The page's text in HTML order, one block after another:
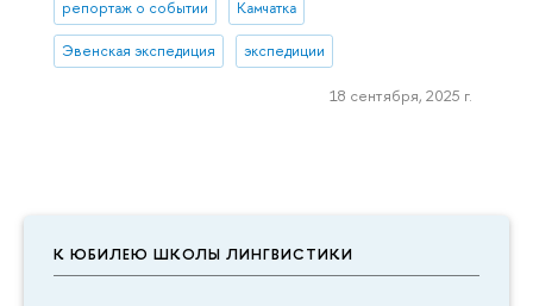
К ЮБИЛЕЮ ШКОЛЫ ЛИНГВИСТИКИ
репортаж о событии Камчатка
Эвенская экспедиция экспедиции
18 сентября, 2025 г.